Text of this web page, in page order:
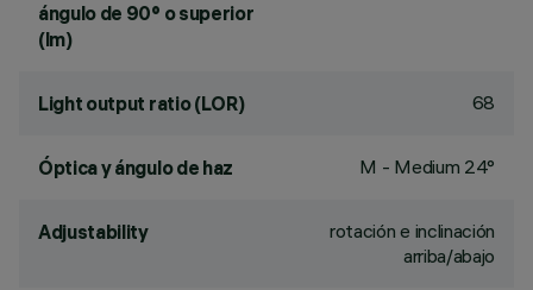
ángulo de 90° o superior
(lm)
Light output ratio (LOR) 68
Óptica y ángulo de haz M - Medium 24°
Adjustability
rotación e inclinación
arriba/abajo